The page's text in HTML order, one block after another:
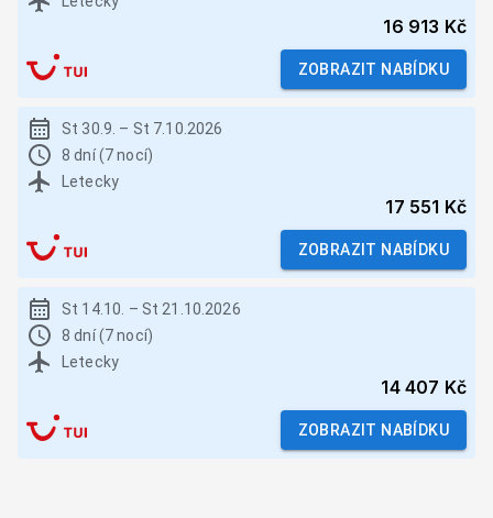
16 913 Kč
ZOBRAZIT NABÍDKU
St 30.9. – St 7.10.2026
8 dní (7 nocí)
Letecky
17 551 Kč
ZOBRAZIT NABÍDKU
St 14.10. – St 21.10.2026
8 dní (7 nocí)
Letecky
14 407 Kč
ZOBRAZIT NABÍDKU